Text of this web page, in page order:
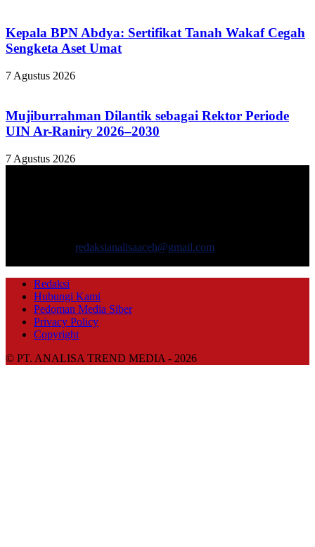
Kepala BPN Abdya: Sertifikat Tanah Wakaf Cegah
Sengketa Aset Umat
7 Agustus 2026
Mujiburrahman Dilantik sebagai Rektor Periode
UIN Ar-Raniry 2026–2030
7 Agustus 2026
redaksianalisaaceh@gmail.com
Redaksi
Hubungi Kami
Pedoman Media Siber
Privacy Policy
Copyright
© PT. ANALISA TREND MEDIA - 2026